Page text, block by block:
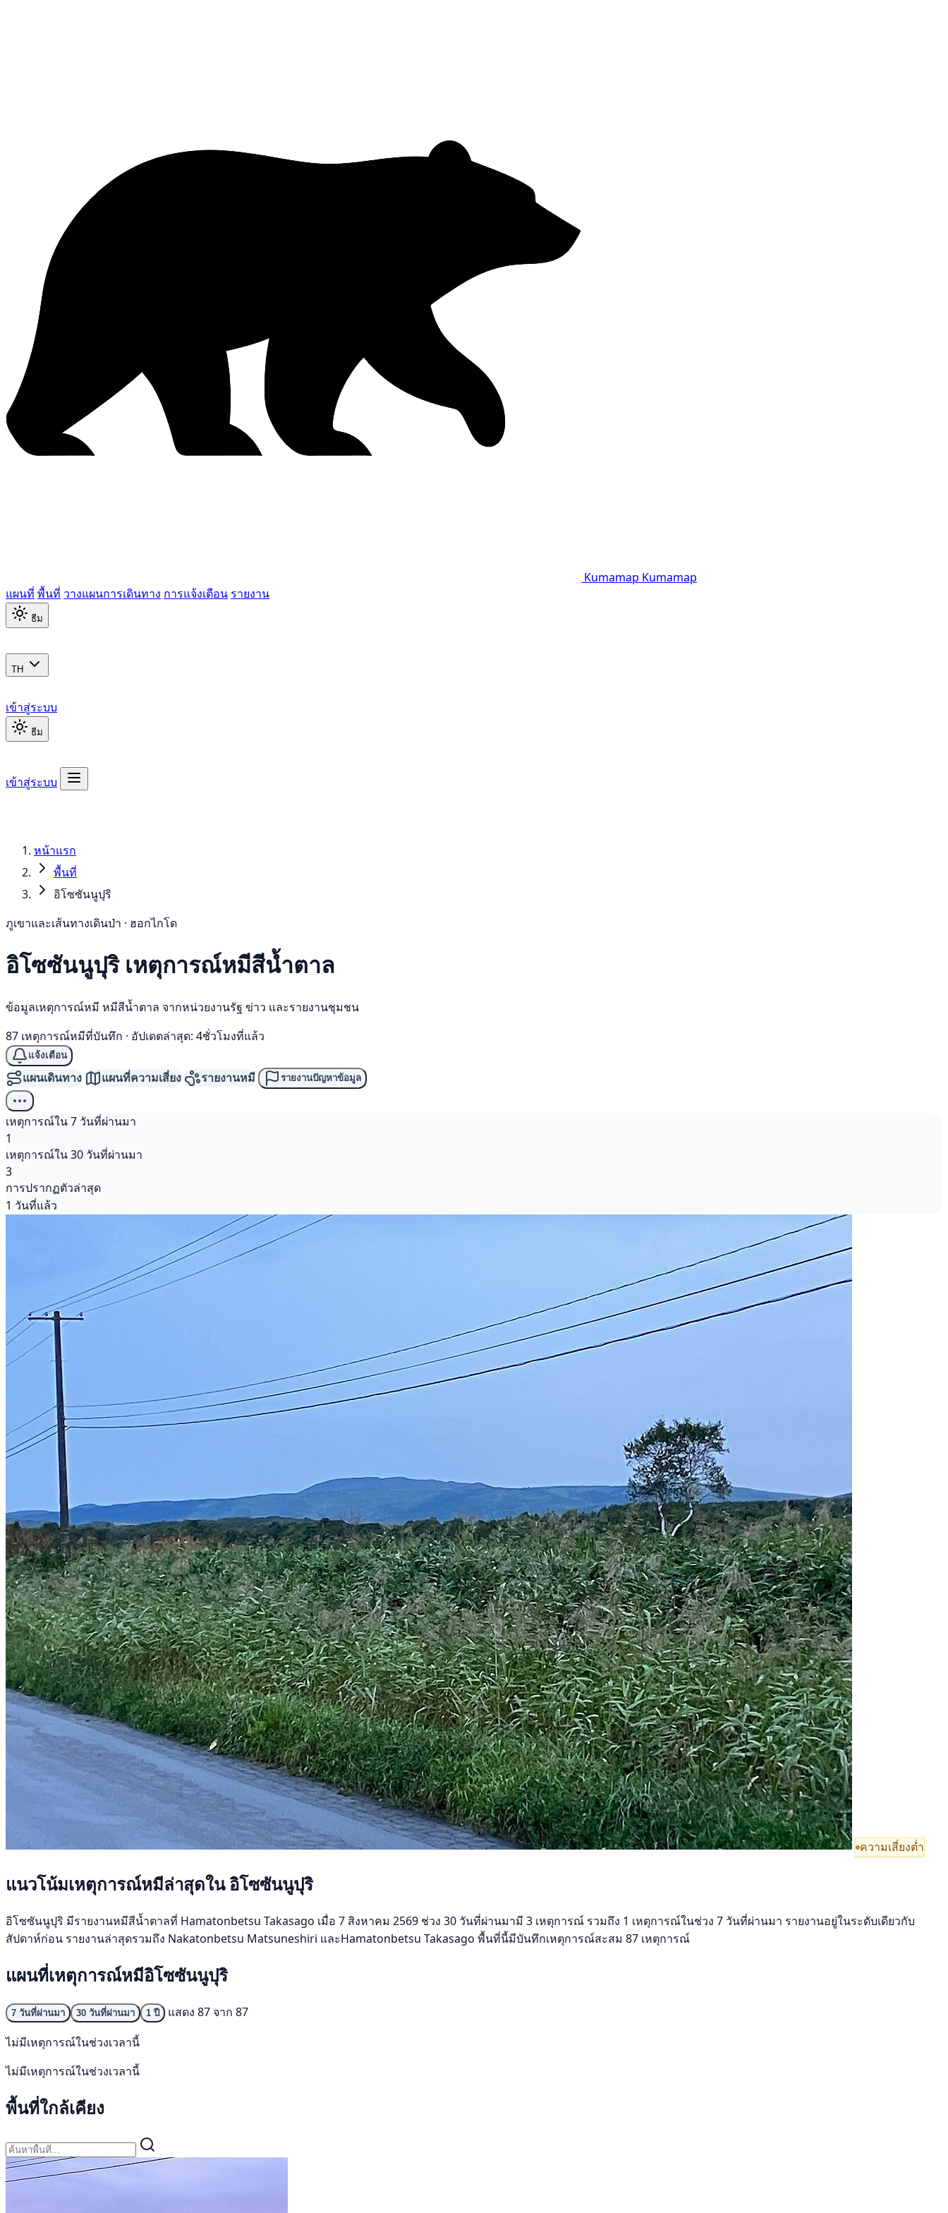
Kumamap Kumamap
แผนที่ พื้นที่ วางแผนการเดินทาง การแจ้งเตือน รายงาน
ธีม
TH
เข้าสู่ระบบ
ธีม
เข้าสู่ระบบ
หน้าแรก
พื้นที่
อิโซซันนูปุริ
ภูเขาและเส้นทางเดินป่า · ฮอกไกโด
อิโซซันนูปุริ เหตุการณ์หมีสีน้ำตาล
ข้อมูลเหตุการณ์หมี หมีสีน้ำตาล จากหน่วยงานรัฐ ข่าว และรายงานชุมชน
87 เหตุการณ์หมีที่บันทึก · อัปเดตล่าสุด: 4ชั่วโมงที่แล้ว
แจ้งเตือน
แผนเดินทาง แผนที่ความเสี่ยง รายงานหมี รายงานปัญหาข้อมูล
เหตุการณ์ใน 7 วันที่ผ่านมา
1
เหตุการณ์ใน 30 วันที่ผ่านมา
3
การปรากฏตัวล่าสุด
1 วันที่แล้ว
ความเสี่ยงต่ำ
แนวโน้มเหตุการณ์หมีล่าสุดใน อิโซซันนูปุริ
อิโซซันนูปุริ มีรายงานหมีสีน้ำตาลที่ Hamatonbetsu Takasago เมื่อ 7 สิงหาคม 2569 ช่วง 30 วันที่ผ่านมามี 3 เหตุการณ์ รวมถึง 1 เหตุการณ์ในช่วง 7 วันที่ผ่านมา รายงานอยู่ในระดับเดียวกับ
สัปดาห์ก่อน รายงานล่าสุดรวมถึง Nakatonbetsu Matsuneshiri และHamatonbetsu Takasago พื้นที่นี้มีบันทึกเหตุการณ์สะสม 87 เหตุการณ์
แผนที่เหตุการณ์หมีอิโซซันนูปุริ
7 วันที่ผ่านมา 30 วันที่ผ่านมา 1 ปี
แสดง 87 จาก 87
ไม่มีเหตุการณ์ในช่วงเวลานี้
ไม่มีเหตุการณ์ในช่วงเวลานี้
พื้นที่ใกล้เคียง